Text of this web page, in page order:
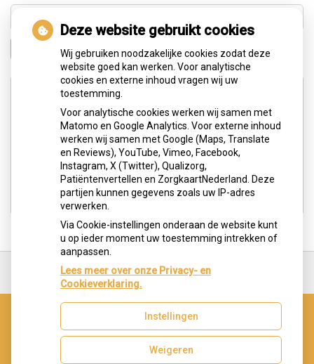
Zoeken
Adresgegevens
Hengelolaan 183c
2545 JG Den Haag
0703291613
info@tandartspraktijkoralart.nl
de
Uw Zorg Online|Beheer
Deze website gebruikt cookies
Wij gebruiken noodzakelijke cookies zodat deze
website goed kan werken. Voor analytische
cookies en externe inhoud vragen wij uw
toestemming.
Voor analytische cookies werken wij samen met
Matomo en Google Analytics. Voor externe inhoud
werken wij samen met Google (Maps, Translate
en Reviews), YouTube, Vimeo, Facebook,
Instagram, X (Twitter), Qualizorg,
Patiëntenvertellen en ZorgkaartNederland. Deze
partijen kunnen gegevens zoals uw IP-adres
verwerken.
Via Cookie-instellingen onderaan de website kunt
u op ieder moment uw toestemming intrekken of
aanpassen.
Lees meer over onze Privacy- en
Cookieverklaring.
Instellingen
Weigeren